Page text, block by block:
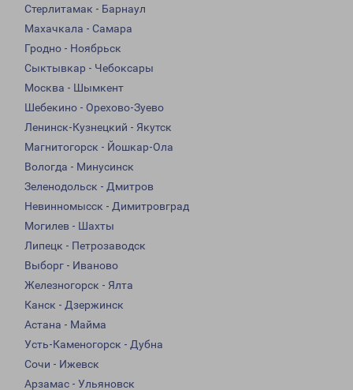
Стерлитамак - Барнаул
Махачкала - Самара
Гродно - Ноябрьск
Сыктывкар - Чебоксары
Москва - Шымкент
Шебекино - Орехово-Зуево
Ленинск-Кузнецкий - Якутск
Магнитогорск - Йошкар-Ола
Вологда - Минусинск
Зеленодольск - Дмитров
Невинномысск - Димитровград
Могилев - Шахты
Липецк - Петрозаводск
Выборг - Иваново
Железногорск - Ялта
Канск - Дзержинск
Астана - Майма
Усть-Каменогорск - Дубна
Сочи - Ижевск
Арзамас - Ульяновск